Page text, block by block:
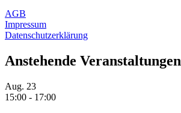
AGB
Impressum
Datenschutzerklärung
Anstehende Veranstaltungen
Aug. 23
15:00 - 17:00